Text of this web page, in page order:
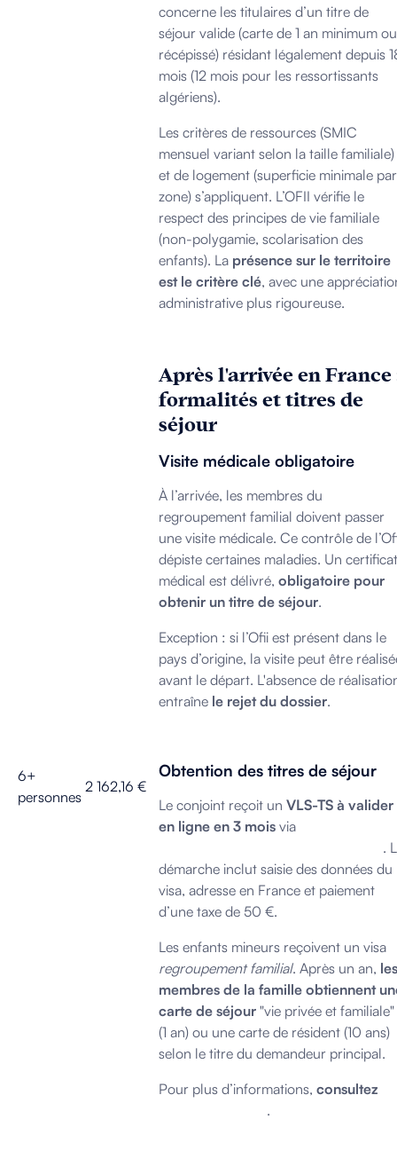
6+
personnes
2 162,16 €
concerne les titulaires d’un titre de
séjour valide (carte de 1 an minimum ou
récépissé) résidant légalement depuis
mois (12 mois pour les ressortissants
algériens).
Les critères de ressources (SMIC
mensuel variant selon la taille familiale)
et de logement (superficie minimale par
zone) s’appliquent. L’OFII vérifie le
respect des principes de vie familiale
(non-polygamie, scolarisation des
enfants). La présence sur le territoire
est le critère clé, avec une
administrative plus rigoureuse.
Après l'arrivée en France
formalités et titres de
séjour
Visite médicale obligatoire
À l’arrivée, les membres du
regroupement familial doivent passer
une visite médicale. Ce contrôle de
dépiste certaines maladies. Un certificat
médical est délivré, obligatoire pour
obtenir un titre de séjour.
Exception : si l’Ofii est présent dans le
pays d’origine, la visite peut être
avant le départ. L'absence de
entraîne le rejet du dossier.
Obtention des titres de séjour
Le conjoint reçoit un VLS-TS à valider
en ligne en 3 mois via
.
démarche inclut saisie des données du
visa, adresse en France et paiement
d’une taxe de 50 €.
Les enfants mineurs reçoivent un visa
regroupement familial. Après un an, les
membres de la famille obtiennent
carte de séjour "vie privée et familiale"
(1 an) ou une carte de résident (10 ans)
selon le titre du demandeur principal.
Pour plus d’informations, consultez
.